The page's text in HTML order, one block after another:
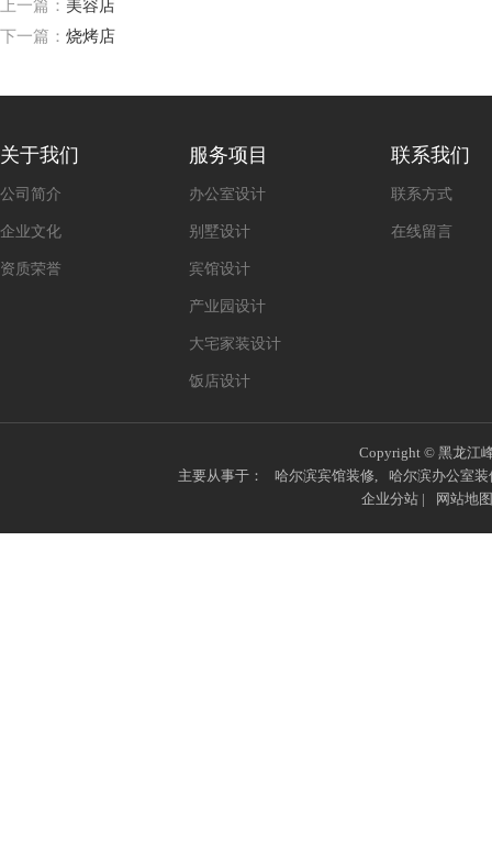
上一篇： 美容店
下一篇： 烧烤店
关于我们
公司简介
企业文化
资质荣誉
服务项目
办公室设计
别墅设计
宾馆设计
产业园设计
大宅家装设计
饭店设计
联系我们
联系方式
在线留言
Copyright © 黑龙江
主要从事于：
哈尔滨宾馆装修,
哈尔滨办公室装
企业分站| 网站地图